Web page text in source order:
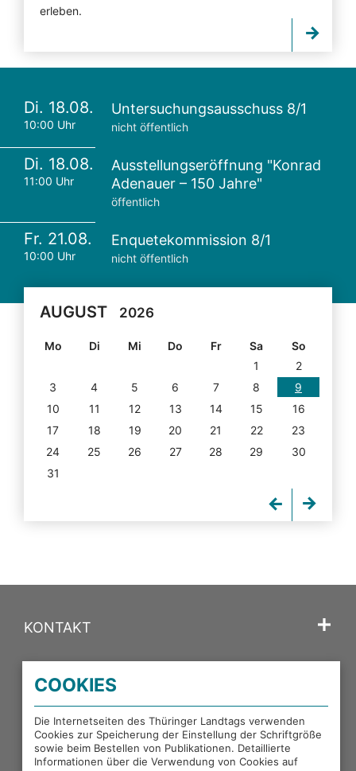
erleben.
Di. 18.08.
10:00 Uhr
Untersuchungsausschuss 8/1
nicht öffentlich
Di. 18.08.
11:00 Uhr
Ausstellungseröffnung "Konrad
Adenauer – 150 Jahre"
öffentlich
Fr. 21.08.
10:00 Uhr
Enquetekommission 8/1
nicht öffentlich
AUGUST 2026
Mo Di Mi Do Fr Sa
So
1
2
3
4 5 6 7 8
9
10
11 12 13 14 15
16
17
18 19 20 21 22
23
24
25 26 27 28 29
30
31
KONTAKT
PORTALE DES THÜRINGER LANDTAGS
EXTERNE LINKS
COOKIES
Die Internetseiten des Thüringer Landtags verwenden
Cookies zur Speicherung der Einstellung der Schriftgröße
sowie beim Bestellen von Publikationen. Detaillierte
Informationen über die Verwendung von Cookies auf